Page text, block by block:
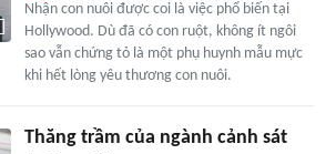
Nhận con nuôi được coi là việc phổ biến tại
Hollywood. Dù đã có con ruột, không ít ngôi
sao vẫn chứng tỏ là một phụ huynh mẫu mực
khi hết lòng yêu thương con nuôi.
Thăng trầm của ngành cảnh sát